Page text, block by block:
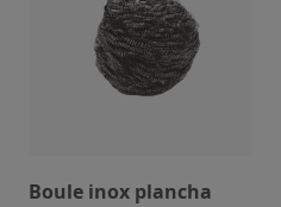
Boule inox plancha